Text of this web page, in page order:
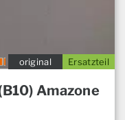
Ersatzteil
original
Amazone